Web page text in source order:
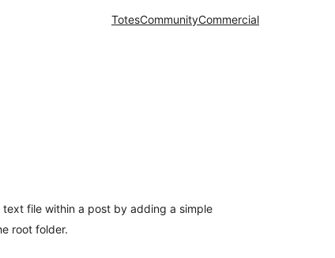
TotesCommunityCommercial
file within a post by adding a simple
root folder.